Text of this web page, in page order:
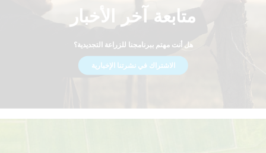
متابعة آخر الأخبار
هل أنت مهتم ببرنامجنا للزراعة التجديدية؟
الاشتراك في نشرتنا الإخبارية